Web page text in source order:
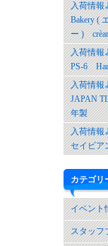
入荷情報
Bakery (
ー )
入荷情報
PS-6
入荷情報
JAPAN
年製
入荷情報
セイビア
カテゴリ
イベント
スタッフ